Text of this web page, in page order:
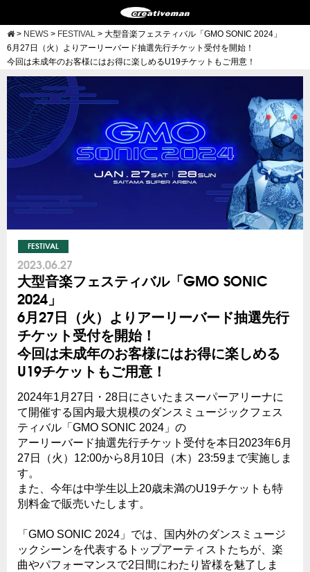
> NEWS > FESTIVAL > 大型音楽フェスティバル「GMO SONIC 2024」
6月27日（火）よりアーリーバード抽選先行チケット受付を開始！
今回は未成年のお客様にはお得に楽しめるU19チケットもご用意！
FESTIVAL
2023.06.27
大型音楽フェスティバル「GMO SONIC
2024」
6月27日（火）よりアーリーバード抽選先行
チケット受付を開始！
今回は未成年のお客様にはお得に楽しめる
U19チケットもご用意！
2024年1月27日・28日にさいたまスーパーアリーナに
て開催する国内最大規模のダンスミュージックフェス
ティバル「GMO SONIC 2024」の
アーリーバード抽選先行チケット受付を本日2023年6月
27日（火）12:00から8月10日（木）23:59まで実施しま
す。
また、今年は中学生以上20歳未満のU19チケットも特
別料金で販売いたします。
「GMO SONIC 2024」では、国内外のダンスミュージ
ックシーンを代表するトップアーティストたちが、楽
曲やパフォーマンスで2日間にわたり皆様を魅了しま